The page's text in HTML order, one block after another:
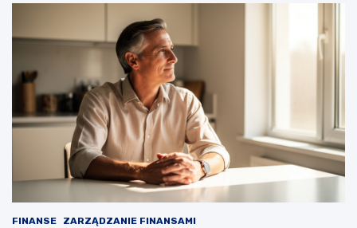
FINANSE ZARZĄDZANIE FINANSAMI